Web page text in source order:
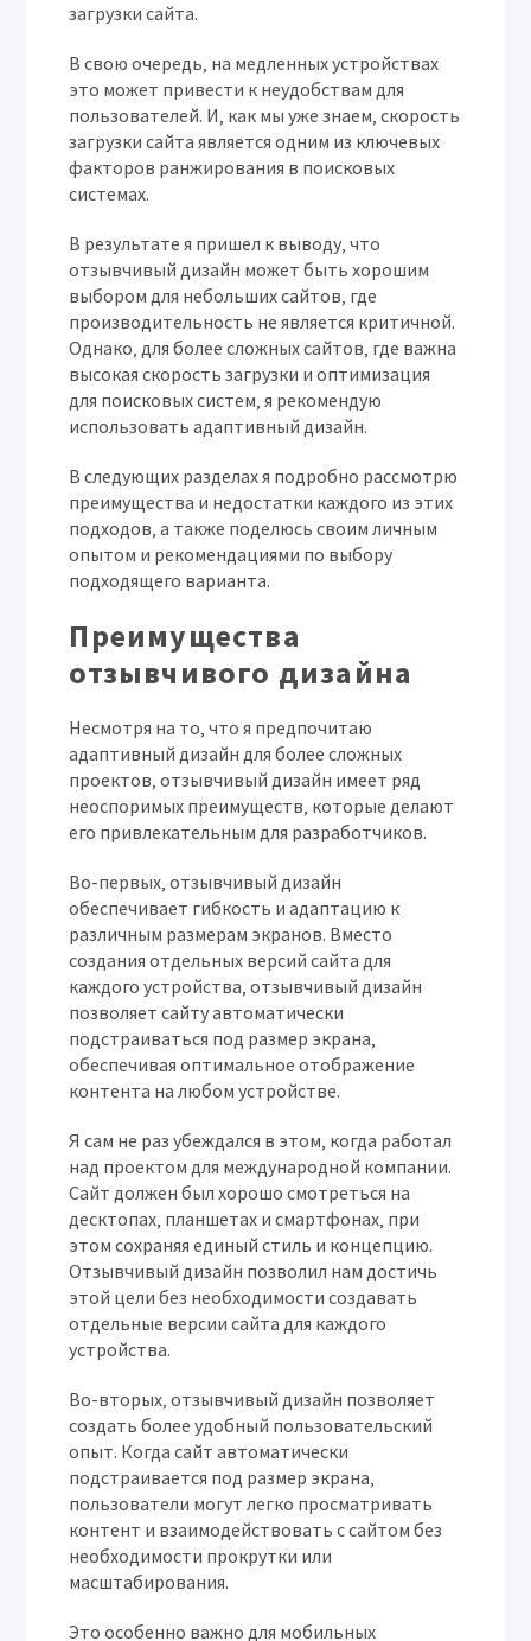
загрузки сайта.
В свою очередь‚ на медленных устройствах
это может привести к неудобствам для
пользователей. И‚ как мы уже знаем‚ скорость
загрузки сайта является одним из ключевых
факторов ранжирования в поисковых
системах.
В результате я пришел к выводу‚ что
отзывчивый дизайн может быть хорошим
выбором для небольших сайтов‚ где
производительность не является критичной.
Однако‚ для более сложных сайтов‚ где важна
высокая скорость загрузки и оптимизация
для поисковых систем‚ я рекомендую
использовать адаптивный дизайн.
В следующих разделах я подробно рассмотрю
преимущества и недостатки каждого из этих
подходов‚ а также поделюсь своим личным
опытом и рекомендациями по выбору
подходящего варианта.
Преимущества
отзывчивого дизайна
Несмотря на то‚ что я предпочитаю
адаптивный дизайн для более сложных
проектов‚ отзывчивый дизайн имеет ряд
неоспоримых преимуществ‚ которые делают
его привлекательным для разработчиков.
Во-первых‚ отзывчивый дизайн
обеспечивает гибкость и адаптацию к
различным размерам экранов. Вместо
создания отдельных версий сайта для
каждого устройства‚ отзывчивый дизайн
позволяет сайту автоматически
подстраиваться под размер экрана‚
обеспечивая оптимальное отображение
контента на любом устройстве.
Я сам не раз убеждался в этом‚ когда работал
над проектом для международной компании.
Сайт должен был хорошо смотреться на
десктопах‚ планшетах и смартфонах‚ при
этом сохраняя единый стиль и концепцию.
Отзывчивый дизайн позволил нам достичь
этой цели без необходимости создавать
отдельные версии сайта для каждого
устройства.
Во-вторых‚ отзывчивый дизайн позволяет
создать более удобный пользовательский
опыт. Когда сайт автоматически
подстраивается под размер экрана‚
пользователи могут легко просматривать
контент и взаимодействовать с сайтом без
необходимости прокрутки или
масштабирования.
Это особенно важно для мобильных